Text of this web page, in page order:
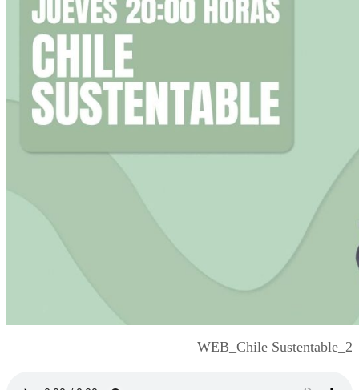
WEB_Chile Sustentable_2